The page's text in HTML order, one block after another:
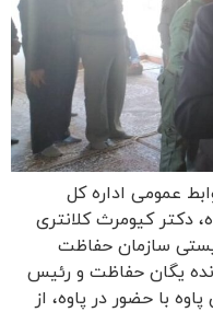
عمومی اداره کل
دکتر کیومرث کلانتری
سازمان حفاظت
یگان حفاظت و رئیس
با حضور در پاوه، از